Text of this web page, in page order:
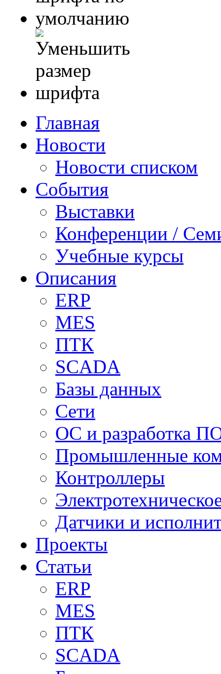
Главная
Новости
Новости списком
События
Выставки
Конференции /
Учебные курсы
Описания
ERP
MES
ПТК
SCADA
Базы данных
Сети
ОС и разработка
Промышленные
Контроллеры
Датчики и
Проекты
Статьи
ERP
MES
ПТК
SCADA